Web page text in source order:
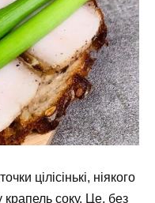
цілісінькі, ніякого
крапель соку. Це, без